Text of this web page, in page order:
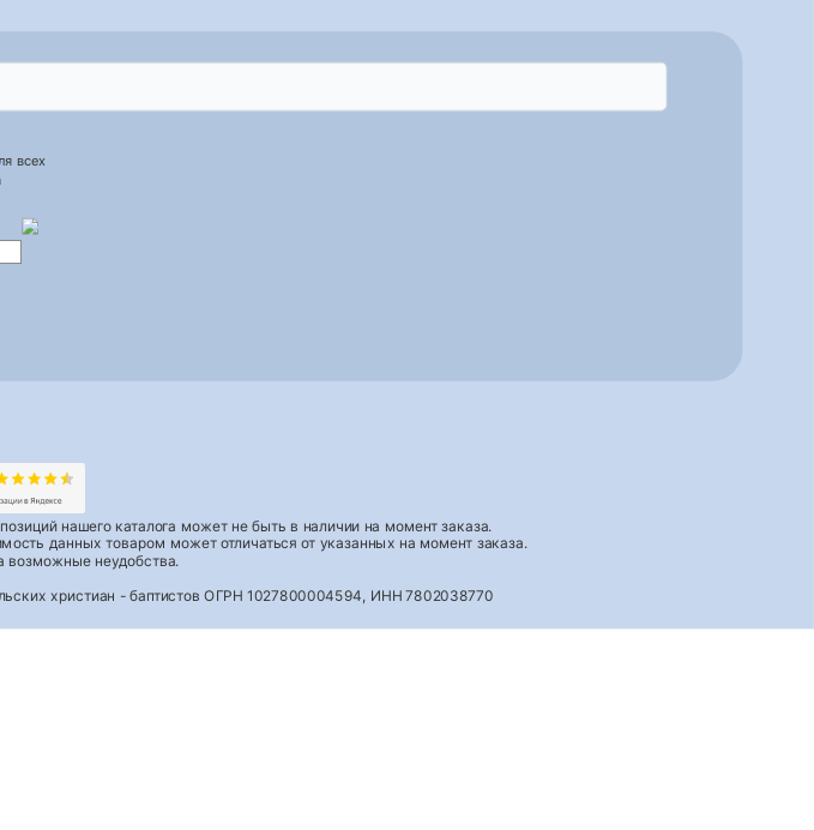
всех
нашего каталога может не быть в наличии на момент заказа.
данных товаром может отличаться от указанных на момент заказа.
возможные неудобства.
христиан - баптистов ОГРН 1027800004594, ИНН 7802038770